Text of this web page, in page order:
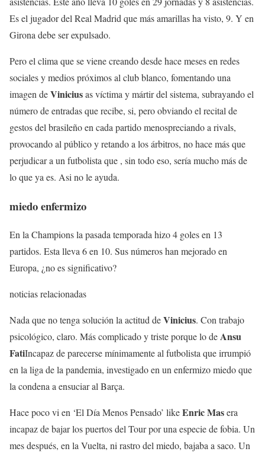
Es el jugador del Real Madrid que más amarillas ha visto, 9. Y en
Girona debe ser expulsado.
Pero el clima que se viene creando desde hace meses en redes
sociales y medios próximos al club blanco, fomentando una
imagen deViniciusas víctima y mártir del sistema, subrayando el
número de entradas que recibe, si, pero obviando el recital de
gestos del brasileño en cada partido menospreciando a rivals,
provocando al público y retando a los árbitros, no hace más que
perjudicar a un futbolista que , sin todo eso, sería mucho más de
lo que ya es. Asi no le ayuda.
miedo enfermizo
En la Champions la pasada temporada hizo 4 goles en 13
partidos. Esta lleva 6 en 10. Sus números han mejorado en
Europa, ¿no es significativo?
noticias relacionadas
Nada que no tenga solución la actitud deVinicius. Con trabajo
psicológico, claro. Más complicado y triste porque lo deAnsu
FatiIncapaz de parecerse mínimamente al futbolista que irrumpió
en la liga de la pandemia, investigado en un enfermizo miedo que
la condena a ensuciar al Barça.
Hace poco vi en ‘El Día Menos Pensado’ likeEnric Masera
incapaz de bajar los puertos del Tour por una especie de fobia. Un
mes después, en la Vuelta, ni rastro del miedo, bajaba a saco. Un